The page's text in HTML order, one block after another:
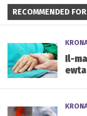
RECOMMENDED
Il-